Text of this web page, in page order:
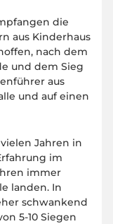
die
aus Kinderhaus
nach dem
und dem Sieg
aus
und auf einen
Jahren in
im
immer
landen. In
schwankend
5-10 Siegen